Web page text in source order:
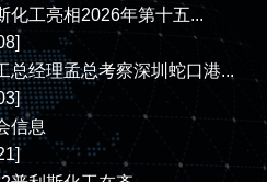
化工亮相2026年第十五...
总经理孟总考察深圳蛇口港...
信息